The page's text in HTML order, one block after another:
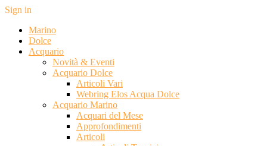
Sign in
Marino
Dolce
Acquario
Novità & Eventi
Acquario Dolce
Articoli Vari
Webring Elos Acqua Dolce
Acquario Marino
Acquari del Mese
Approfondimenti
Articoli